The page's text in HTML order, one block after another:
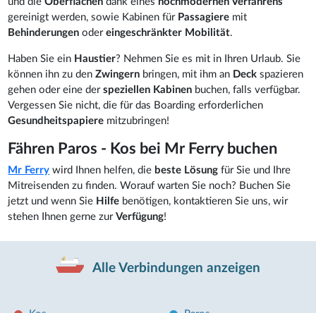
gereinigt werden, sowie Kabinen für Passagiere mit
Behinderungen odereingeschränkter Mobilität.
Haben Sie ein Haustier? Nehmen Sie es mit in Ihren Urlaub. Sie
können ihn zu denZwingern bringen, mit ihm an Deckspazieren
gehen oder eine derspeziellen Kabinen buchen, falls verfügbar.
Vergessen Sie nicht, die für das Boarding erforderlichen
Gesundheitspapiere mitzubringen!
Fähren Paros - Kos bei Mr Ferry buchen
Mr Ferry wird Ihnen helfen, die beste Lösung für Sie und Ihre
Mitreisenden zu finden. Worauf warten Sie noch? Buchen Sie
jetzt und wenn Sie Hilfe benötigen, kontaktieren Sie uns, wir
stehen Ihnen gerne zurVerfügung!
Alle Verbindungen anzeigen